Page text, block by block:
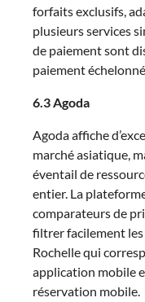
forfaits exclusifs,
plusieurs services
de paiement sont
paiement
6.3 Agoda
Agoda affiche
marché asiatique,
éventail de
entier. La
comparateurs de
filtrer facilement les
Rochelle qui
application mobile
réservation mobile.